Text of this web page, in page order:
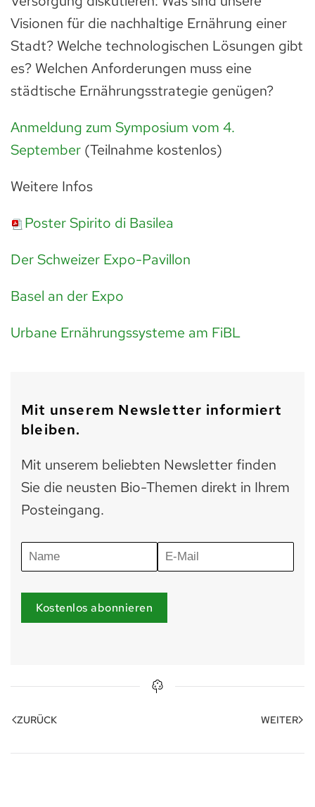
Visionen für die nachhaltige Ernährung einer
Stadt? Welche technologischen Lösungen gibt
es? Welchen Anforderungen muss eine
städtische Ernährungsstrategie genügen?
Anmeldung zum Symposium vom 4.
September (Teilnahme kostenlos)
Weitere Infos
Poster Spirito di Basilea
Der Schweizer Expo-Pavillon
Basel an der Expo
Urbane Ernährungssysteme am FiBL
Mit unserem Newsletter informiert
bleiben.
Mit unserem beliebten Newsletter finden
Sie die neusten Bio-Themen direkt in Ihrem
Posteingang.
Kostenlos abonnieren
ZURÜCK WEITER